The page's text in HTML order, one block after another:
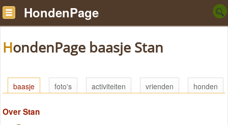
HondenPage
HondenPage baasje Stan
baasje foto's activiteiten vrienden honden
Over Stan